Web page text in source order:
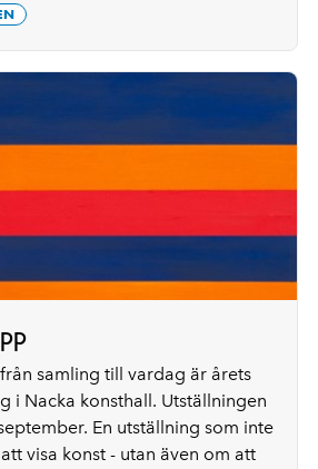
samling till vardag är årets
i Nacka konsthall. Utställningen
En utställning som inte
visa konst - utan även om att